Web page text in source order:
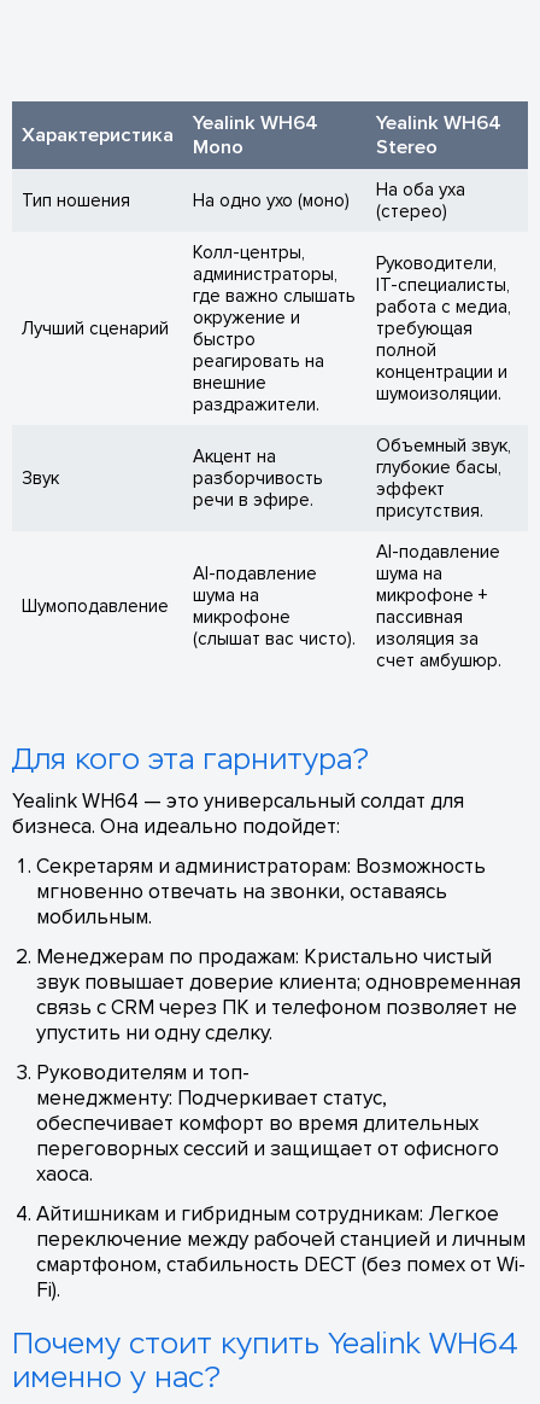
Характеристика
Yealink WH64
Mono
Yealink WH64
Stereo
Тип ношения На одно ухо (моно)
На оба уха
(стерео)
Лучший сценарий
Колл-центры,
администраторы,
где важно слышать
окружение и
быстро
реагировать на
внешние
раздражители.
Руководители,
IT-специалисты,
работа с медиа,
требующая
полной
концентрации и
шумоизоляции.
Звук
Акцент на
разборчивость
речи в эфире.
Объемный звук,
глубокие басы,
эффект
присутствия.
Шумоподавление
AI-подавление
шума на
микрофоне
(слышат вас чисто).
AI-подавление
шума на
микрофоне +
пассивная
изоляция за
счет амбушюр.
Для кого эта гарнитура?
Yealink WH64 — это универсальный солдат для
бизнеса. Она идеально подойдет:
Секретарям и администраторам: Возможность
мгновенно отвечать на звонки, оставаясь
мобильным.
Менеджерам по продажам: Кристально чистый
звук повышает доверие клиента; одновременная
связь с CRM через ПК и телефоном позволяет не
упустить ни одну сделку.
Руководителям и топ-
менеджменту: Подчеркивает статус,
обеспечивает комфорт во время длительных
переговорных сессий и защищает от офисного
хаоса.
Айтишникам и гибридным сотрудникам: Легкое
переключение между рабочей станцией и личным
смартфоном, стабильность DECT (без помех от Wi-
Fi).
Почему стоит купить Yealink WH64
именно у нас?